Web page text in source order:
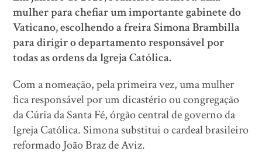
mulher para chefiar um importante gabinete do
Vaticano, escolhendo a freira Simona Brambilla
para dirigir o departamento responsável por
todas as ordens da Igreja Católica.
Com a nomeação, pela primeira vez, uma mulher
fica responsável por um dicastério ou congregação
da Cúria da Santa Fé, órgão central de governo da
Igreja Católica. Simona substitui o cardeal brasileiro
reformado João Braz de Aviz.